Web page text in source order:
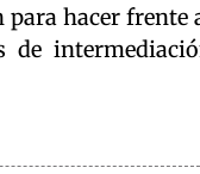
hacer frente
de